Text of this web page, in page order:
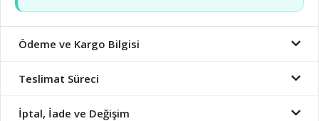
Ödeme ve Kargo Bilgisi
Teslimat Süreci
İptal, İade ve Değişim